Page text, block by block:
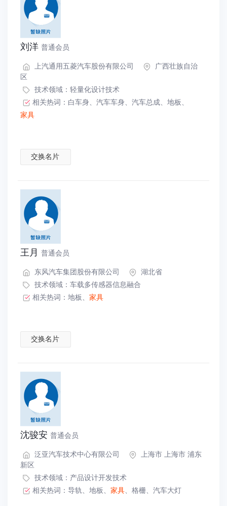
刘洋 普通会员
上汽通用五菱汽车股份有限公司
广西壮族自治
区
技术领域： 轻量化设计技术
相关热词： 白车身、 汽车车身、 汽车总成、 地板 、
家具
交换名片
王月 普通会员
东风汽车集团股份有限公司
湖北省
技术领域： 车载多传感器信息融合
相关热词： 地板 、 家具
交换名片
沈骏安 普通会员
泛亚汽车技术中心有限公司
上海市 上海市 浦东
新区
技术领域： 产品设计开发技术
相关热词： 导轨、 地板 、 家具、 格栅、 汽车大灯